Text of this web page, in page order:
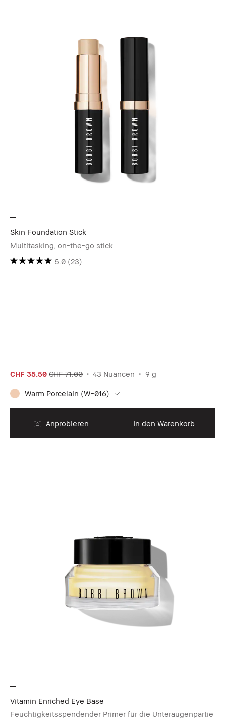
Skin Foundation Stick
Multitasking, on-the-go stick
5.0 (23)
CHF 35.50 CHF 71.00 43 Nuancen 9 g
Warm Porcelain (W-016)
Anprobieren In den Warenkorb
Vitamin Enriched Eye Base
Feuchtigkeitsspendender Primer für die Unteraugenpartie